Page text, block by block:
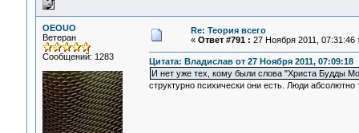
OEOUO
Ветеран
Сообщений: 1283
Re: Теория всего
« Ответ #791 : 27 Ноября 2011, 07:31:46
Цитата: Владислав от 27 Ноября 2011, 07:09:18
И нет уже тех, кому были слова "Христа Будды
структурно психически они есть. Люди